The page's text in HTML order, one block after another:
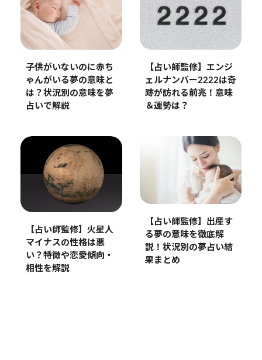
子供がいないのに赤ち
ゃんがいる夢の意味と
は？状況別の意味を夢
占いで解説
【占い師監修】エンジ
ェルナンバー2222は奇
跡が訪れる前兆！意味
＆運勢は？
【占い師監修】火星人
マイナスの性格は悪
い？特徴や恋愛傾向・
相性を解説
【占い師監修】出産す
る夢の意味を徹底解
説！状況別の夢占い結
果まとめ